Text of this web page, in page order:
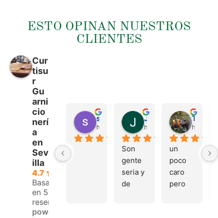
ESTO OPINAN NUESTROS
CLIENTES
Cur
tisu
r
Gu
arni
cio
nerí
a
en
Sev
illa
4.7
Basado
en 53
reseñas.
powered
hace 4 meses hace 4 meses
Son
gente
seria y
de
hace 4
un
poco
caro
pero